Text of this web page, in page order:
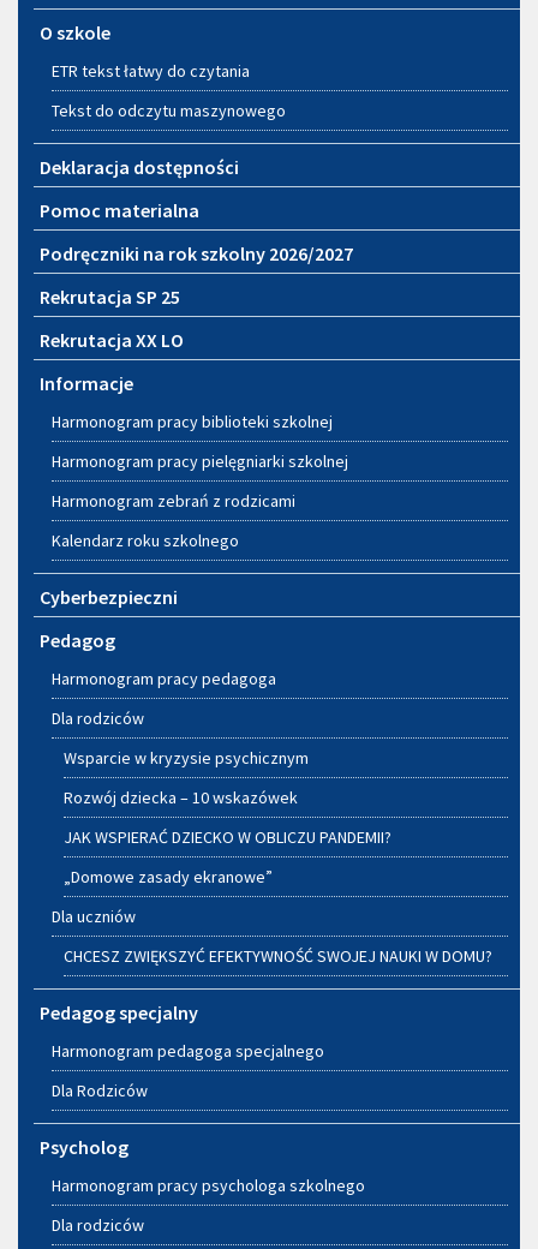
O szkole
ETR tekst łatwy do czytania
Tekst do odczytu maszynowego
Deklaracja dostępności
Pomoc materialna
Podręczniki na rok szkolny 2026/2027
Rekrutacja SP 25
Rekrutacja XX LO
Informacje
Harmonogram pracy biblioteki szkolnej
Harmonogram pracy pielęgniarki szkolnej
Harmonogram zebrań z rodzicami
Kalendarz roku szkolnego
Cyberbezpieczni
Pedagog
Harmonogram pracy pedagoga
Dla rodziców
Wsparcie w kryzysie psychicznym
Rozwój dziecka – 10 wskazówek
JAK WSPIERAĆ DZIECKO W OBLICZU PANDEMII?
„Domowe zasady ekranowe”
Dla uczniów
CHCESZ ZWIĘKSZYĆ EFEKTYWNOŚĆ SWOJEJ NAUKI W DOMU?
Pedagog specjalny
Harmonogram pedagoga specjalnego
Dla Rodziców
Psycholog
Harmonogram pracy psychologa szkolnego
Dla rodziców